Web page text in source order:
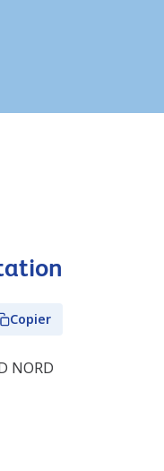
Copier
NORD